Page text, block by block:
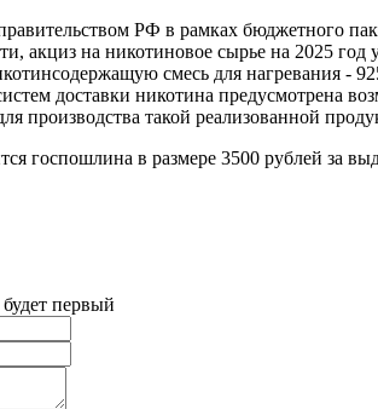
РФ в рамках бюджетного
акциз на никотиновое сырье на 2025 год
смесь для нагревания -
доставки никотина предусмотрена
производства такой реализованной
госпошлина в размере 3500 рублей за
первый